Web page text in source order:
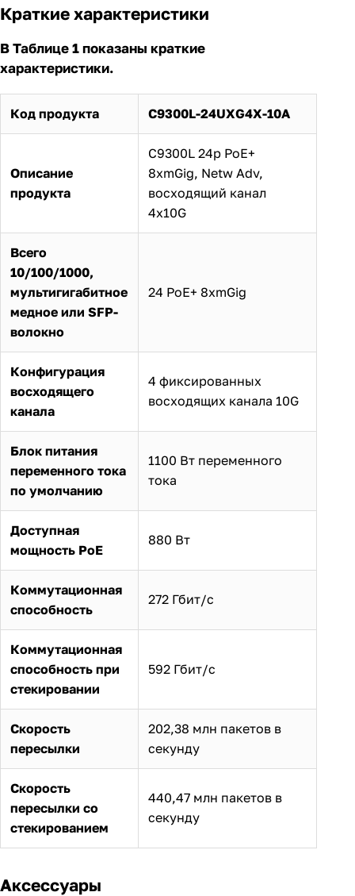
Краткие характеристики
В Таблице 1 показаны краткие
характеристики.
Код продукта C9300L-24UXG4X-10A
Описание
продукта
C9300L 24p PoE+
8xmGig, Netw Adv,
восходящий канал
4x10G
Всего
10/100/1000,
мультигигабитное
медное или SFP-
волокно
24 PoE+ 8xmGig
Конфигурация
восходящего
канала
4 фиксированных
восходящих канала 10G
Блок питания
переменного тока
по умолчанию
1100 Вт переменного
тока
Доступная
мощность PoE
880 Вт
Коммутационная
способность
272 Гбит/с
Коммутационная
способность при
стекировании
592 Гбит/с
Скорость
пересылки
202,38 млн пакетов в
секунду
Скорость
пересылки со
стекированием
440,47 млн пакетов в
секунду
Аксессуары